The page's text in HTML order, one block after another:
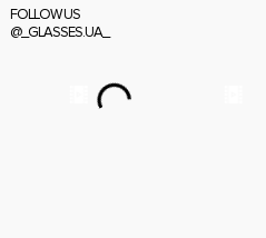
FOLLOW US
@_GLASSES.UA_